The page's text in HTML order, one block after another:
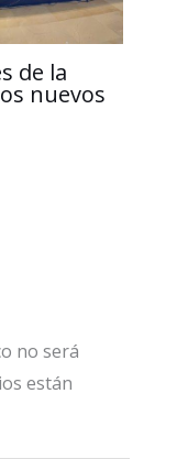
de la
nuevos
no será
están